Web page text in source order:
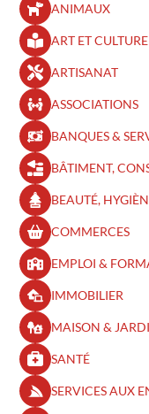
ANIMAUX
ART ET CULTURE
ARTISANAT
ASSOCIATIONS
BANQUES &
BÂTIMENT,
BEAUTÉ,
COMMERCES
EMPLOI &
IMMOBILIER
MAISON &
SANTÉ
SERVICES AUX